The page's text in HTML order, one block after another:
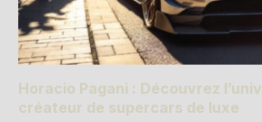
Horacio Pagani : Découvrez
créateur de supercars de luxe